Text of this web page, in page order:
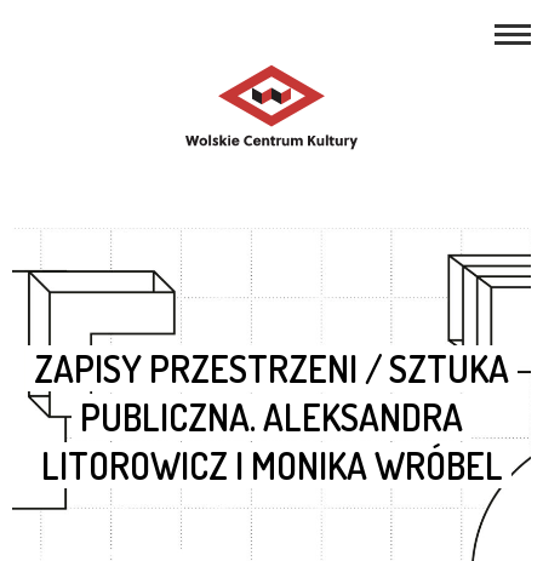
ZAPISY PRZESTRZENI / SZTUKA
PUBLICZNA. ALEKSANDRA
LITOROWICZ I MONIKA WRÓBEL
ZAJĘCIA
PROJEKTY
NASZE MIEJSCA
KONTAKT